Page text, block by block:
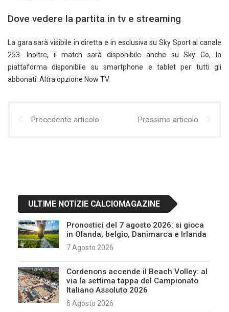
Dove vedere la partita in tv e streaming
La gara sarà visibile in diretta e in esclusiva su Sky Sport al canale
253. Inoltre, il match sarà disponibile anche su Sky Go, la
piattaforma disponibile su smartphone e tablet per tutti gli
abbonati. Altra opzione Now TV.
Precedente articolo Prossimo articolo
ULTIME NOTIZIE CALCIOMAGAZINE
Pronostici del 7 agosto 2026: si gioca
in Olanda, belgio, Danimarca e Irlanda
7 Agosto 2026
Cordenons accende il Beach Volley: al
via la settima tappa del Campionato
Italiano Assoluto 2026
6 Agosto 2026